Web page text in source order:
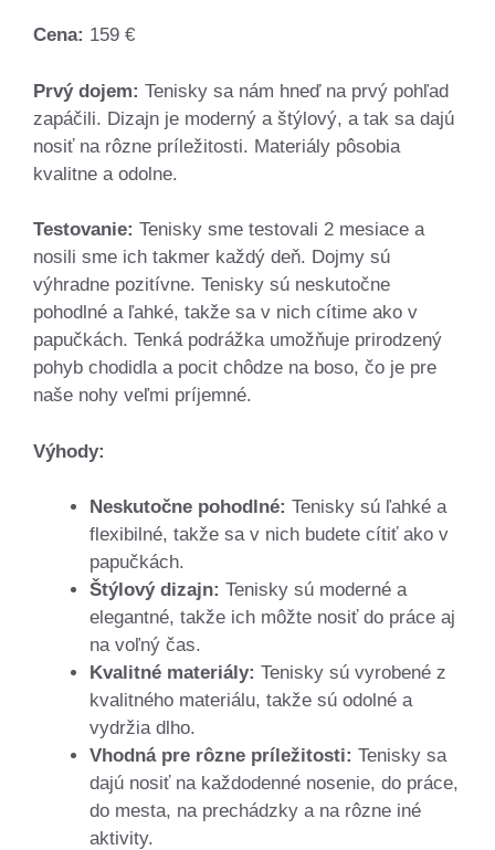
Cena: 159 €
Prvý dojem: Tenisky sa nám hneď na prvý pohľad
zapáčili. Dizajn je moderný a štýlový, a tak sa dajú
nosiť na rôzne príležitosti. Materiály pôsobia
kvalitne a odolne.
Testovanie: Tenisky sme testovali 2 mesiace a
nosili sme ich takmer každý deň. Dojmy sú
výhradne pozitívne. Tenisky sú neskutočne
pohodlné a ľahké, takže sa v nich cítime ako v
papučkách. Tenká podrážka umožňuje prirodzený
pohyb chodidla a pocit chôdze na boso, čo je pre
naše nohy veľmi príjemné.
Výhody:
Neskutočne pohodlné: Tenisky sú ľahké a
flexibilné, takže sa v nich budete cítiť ako v
papučkách.
Štýlový dizajn: Tenisky sú moderné a
elegantné, takže ich môžte nosiť do práce aj
na voľný čas.
Kvalitné materiály: Tenisky sú vyrobené z
kvalitného materiálu, takže sú odolné a
vydržia dlho.
Vhodná pre rôzne príležitosti: Tenisky sa
dajú nosiť na každodenné nosenie, do práce,
do mesta, na prechádzky a na rôzne iné
aktivity.